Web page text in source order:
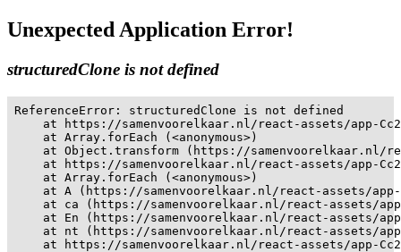
Unexpected Application Error!
structuredClone is not defined
ReferenceError: structuredClone is not defined
at https://samenvoorelkaar.nl/react-assets/app-
    at Array.forEach (<anonymous>)
at Object.transform (https://samenvoorelkaar.nl/
at https://samenvoorelkaar.nl/react-assets/app-
    at Array.forEach (<anonymous>)
at A (https://samenvoorelkaar.nl/react-assets/
at ca (https://samenvoorelkaar.nl/react-assets/
at En (https://samenvoorelkaar.nl/react-assets/
at nt (https://samenvoorelkaar.nl/react-assets/
at https://samenvoorelkaar.nl/react-assets/app-